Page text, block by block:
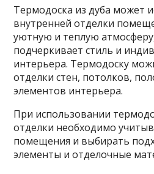
Термодоска из дуба может
внутренней отделки
уютную и теплую
подчеркивает стиль и
интерьера. Термодоску
отделки стен, потолков,
элементов интерьера.
При использовании
отделки необходимо
помещения и выбирать
элементы и отделочные